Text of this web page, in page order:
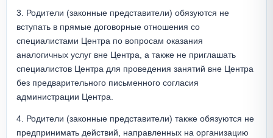
3. Родители (законные представители) обязуются не
вступать в прямые договорные отношения со
специалистами Центра по вопросам оказания
аналогичных услуг вне Центра, а также не приглашать
специалистов Центра для проведения занятий вне Центра
без предварительного письменного согласия
администрации Центра.
4. Родители (законные представители) также обязуются не
предпринимать действий, направленных на организацию